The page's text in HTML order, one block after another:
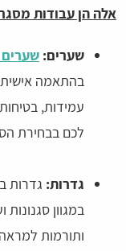
אלה הן עבודות
שערים:
בהתאמה אישית
עמידות,
לכם בבחירת
גדרות: גדרות
במגוון
ותורמות